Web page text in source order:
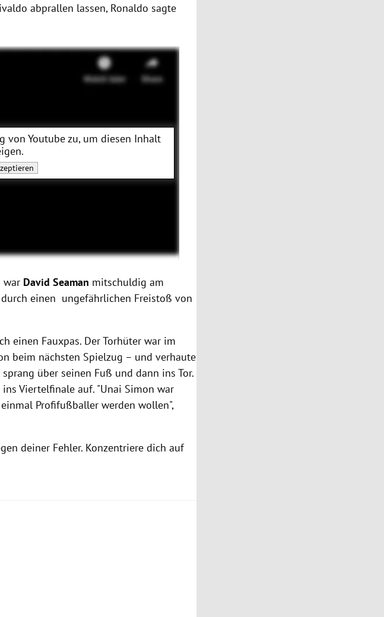
abprallen lassen, Ronaldo sagte
vonYoutubezu, um diesen Inhalt
war David Seaman mitschuldig am
einen ungefährlichen Freistoß von
einen Fauxpas. Der Torhüter war im
beim nächsten Spielzug – und verhaute
über seinen Fuß und dann ins Tor.
Viertelfinale auf. "Unai Simon war
Profifußballer werden wollen",
deiner Fehler. Konzentriere dich auf